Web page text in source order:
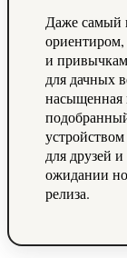
Даже самый
ориентиром,
и
для дачных
насыщенная
для друзей
ожидании
релиза.